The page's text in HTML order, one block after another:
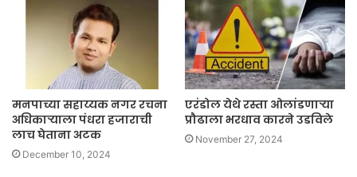
मनपाच्या सहाय्यक नगर रचना
अधिकाऱ्याला पंधरा हजाराची
लाच घेताना अटक
December 10, 2024
एरंडोल येथे रस्ता ओलांडणाऱ्या
प्रौढाला भरधाव कारने उडविले
November 27, 2024